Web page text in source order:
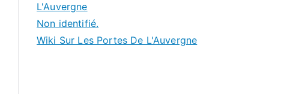
L'Auvergne
Non identifié.
Wiki Sur Les Portes De L'Auvergne